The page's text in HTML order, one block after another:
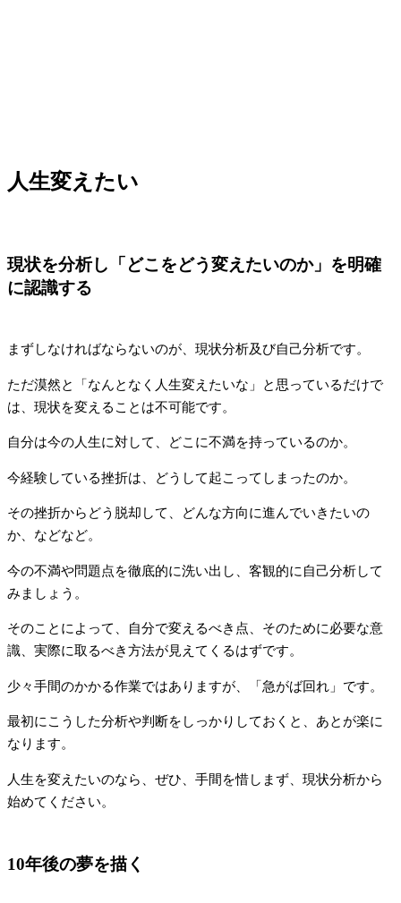
人生変えたい
現状を分析し「どこをどう変えたいのか」を明確
に認識する
まずしなければならないのが、現状分析及び自己分析です。
ただ漠然と「なんとなく人生変えたいな」と思っているだけで
は、現状を変えることは不可能です。
自分は今の人生に対して、どこに不満を持っているのか。
今経験している挫折は、どうして起こってしまったのか。
その挫折からどう脱却して、どんな方向に進んでいきたいの
か、などなど。
今の不満や問題点を徹底的に洗い出し、客観的に自己分析して
みましょう。
そのことによって、自分で変えるべき点、そのために必要な意
識、実際に取るべき方法が見えてくるはずです。
少々手間のかかる作業ではありますが、「急がば回れ」です。
最初にこうした分析や判断をしっかりしておくと、あとが楽に
なります。
人生を変えたいのなら、ぜひ、手間を惜しまず、現状分析から
始めてください。
10年後の夢を描く